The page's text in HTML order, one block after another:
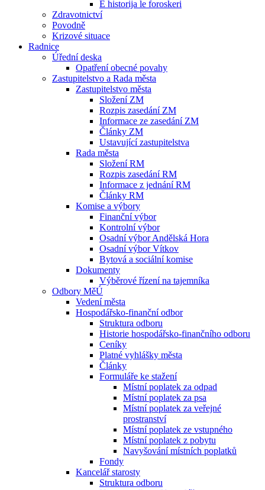
E historija le foroskeri
Zdravotnictví
Povodně
Krizové situace
Radnice
Úřední deska
Opatření obecné povahy
Zastupitelstvo a Rada města
Zastupitelstvo města
Složení ZM
Rozpis zasedání ZM
Informace ze zasedání ZM
Články ZM
Ustavující zastupitelstva
Rada města
Složení RM
Rozpis zasedání RM
Informace z jednání RM
Články RM
Komise a výbory
Finanční výbor
Kontrolní výbor
Osadní výbor Andělská Hora
Osadní výbor Vítkov
Bytová a sociální komise
Dokumenty
Výběrové řízení na tajemníka
Odbory MěÚ
Vedení města
Hospodářsko-finanční odbor
Struktura odboru
Historie hospodářsko-finančního odboru
Ceníky
Platné vyhlášky města
Články
Formuláře ke stažení
Místní poplatek za odpad
Místní poplatek za psa
Místní poplatek za veřejné
prostranství
Místní poplatek ze vstupného
Místní poplatek z pobytu
Navyšování místních poplatků
Fondy
Kancelář starosty
Struktura odboru